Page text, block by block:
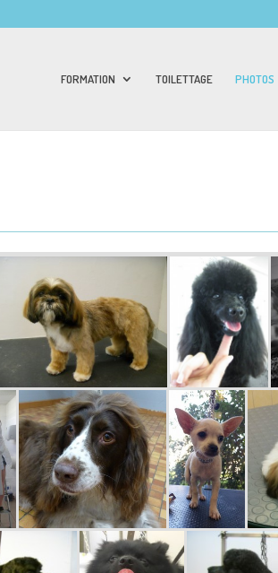
FORMATION TOILETTAGE PHOTOS